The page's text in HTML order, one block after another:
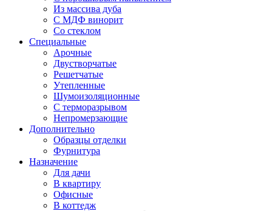
Из массива дуба
С МДФ винорит
Со стеклом
Специальные
Арочные
Двустворчатые
Решетчатые
Утепленные
Шумоизоляционные
С терморазрывом
Непромерзающие
Дополнительно
Образцы отделки
Фурнитура
Назначение
Для дачи
В квартиру
Офисные
В коттедж